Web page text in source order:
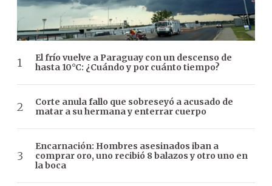
El frío vuelve a Paraguay con un descenso de
hasta 10°C: ¿Cuándo y por cuánto tiempo?
Corte anula fallo que sobreseyó a acusado de
matar a su hermana y enterrar cuerpo
Encarnación: Hombres asesinados iban a
comprar oro, uno recibió 8 balazos y otro uno en
la boca